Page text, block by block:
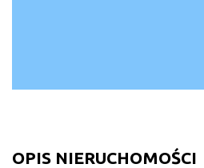
OPIS NIERUCHOMOŚCI